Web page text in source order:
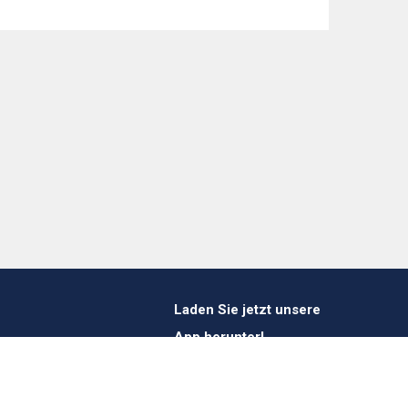
Laden Sie jetzt unsere
App herunter!